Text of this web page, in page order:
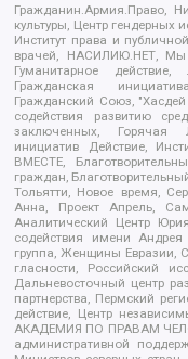
Гражданин.Армия.Право,
культуры, Центр
Институт права и
врачей, НАСИЛИЮ.НЕТ, Мы
Гуманитарное
Гражданская
Гражданский Союз,
содействия развитию
заключенных, Горячая
инициатив Действие,
ВМЕСТЕ,
граждан,
Тольятти, Новое время,
Анна, Проект Апрель,
Аналитический Центр
содействия имени
группа, Женщины Евразии,
гласности, Российский
Дальневосточный центр
партнерства, Пермский
действие, Центр
АКАДЕМИЯ ПО ПРАВАМ
административной